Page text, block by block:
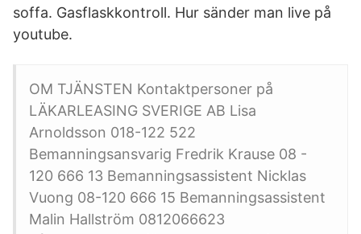
soffa. Gasflaskkontroll. Hur sänder man live på
youtube.
OM TJÄNSTEN Kontaktpersoner på
LÄKARLEASING SVERIGE AB Lisa
Arnoldsson 018-122 522
Bemanningsansvarig Fredrik Krause 08 -
120 666 13 Bemanningsassistent Nicklas
Vuong 08-120 666 15 Bemanningsassistent
Malin Hallström 0812066623